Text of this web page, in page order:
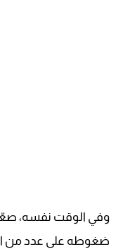
وفي الوقت نفسه، صعّد
ضغوطه على عدد من